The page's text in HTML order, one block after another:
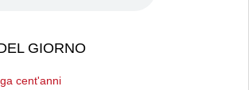
GIORNO
cent'anni